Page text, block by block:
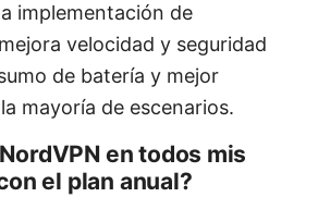
implementación de
velocidad y seguridad
de batería y mejor
mayoría de escenarios.
en todos mis
el plan anual?